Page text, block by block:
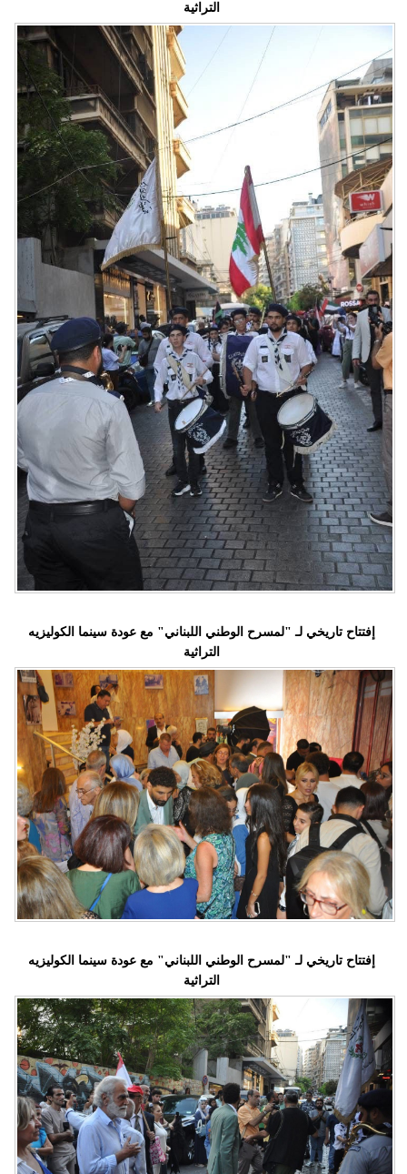
علوم
وتكنولوجيا
بيئة
مدوَّنات
أبراج
فيديو
سيارات
التراثية
إفتتاح تاريخي لـ "لمسرح الوطني اللبناني" مع عودة سينما الكوليزيه
التراثية
إفتتاح تاريخي لـ "لمسرح الوطني اللبناني" مع عودة سينما الكوليزيه
التراثية